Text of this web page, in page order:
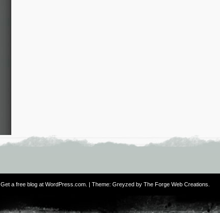
Get a free blog at WordPress.com . | Theme: Greyzed by The Forge Web Creations